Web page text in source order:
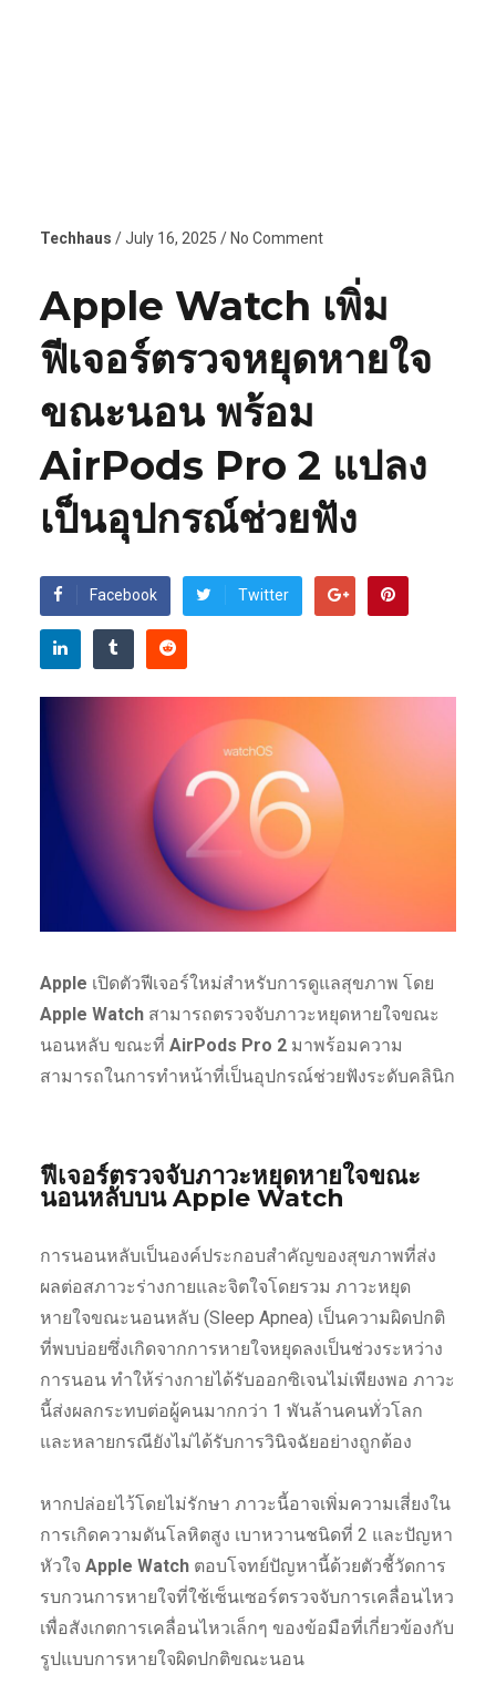
Techhaus / July 16, 2025 / No Comment
Apple Watch เพิ่ม
ฟีเจอร์ตรวจหยุดหายใจ
ขณะนอน พร้อม
AirPods Pro 2 แปลง
เป็นอุปกรณ์ช่วยฟัง
Facebook Twitter
Apple เปิดตัวฟีเจอร์ใหม่สำหรับการดูแลสุขภาพ โดย
Apple Watchสามารถตรวจจับภาวะหยุดหายใจขณะ
นอนหลับ ขณะที่ AirPods Pro 2มาพร้อมความ
สามารถในการทำหน้าที่เป็นอุปกรณ์ช่วยฟังระดับคลินิก
ฟีเจอร์ตรวจจับภาวะหยุดหายใจขณะ
นอนหลับบนApple Watch
การนอนหลับเป็นองค์ประกอบสำคัญของสุขภาพที่ส่ง
ผลต่อสภาวะร่างกายและจิตใจโดยรวม ภาวะหยุด
หายใจขณะนอนหลับ (Sleep Apnea) เป็นความผิดปกติ
ที่พบบ่อยซึ่งเกิดจากการหายใจหยุดลงเป็นช่วงระหว่าง
การนอน ทำให้ร่างกายได้รับออกซิเจนไม่เพียงพอ ภาวะ
นี้ส่งผลกระทบต่อผู้คนมากกว่า 1 พันล้านคนทั่วโลก
และหลายกรณียังไม่ได้รับการวินิจฉัยอย่างถูกต้อง
หากปล่อยไว้โดยไม่รักษา ภาวะนี้อาจเพิ่มความเสี่ยงใน
การเกิดความดันโลหิตสูง เบาหวานชนิดที่ 2 และปัญหา
หัวใจ Apple Watchตอบโจทย์ปัญหานี้ด้วยตัวชี้วัดการ
รบกวนการหายใจที่ใช้เซ็นเซอร์ตรวจจับการเคลื่อนไหว
เพื่อสังเกตการเคลื่อนไหวเล็กๆ ของข้อมือที่เกี่ยวข้องกับ
รูปแบบการหายใจผิดปกติขณะนอน